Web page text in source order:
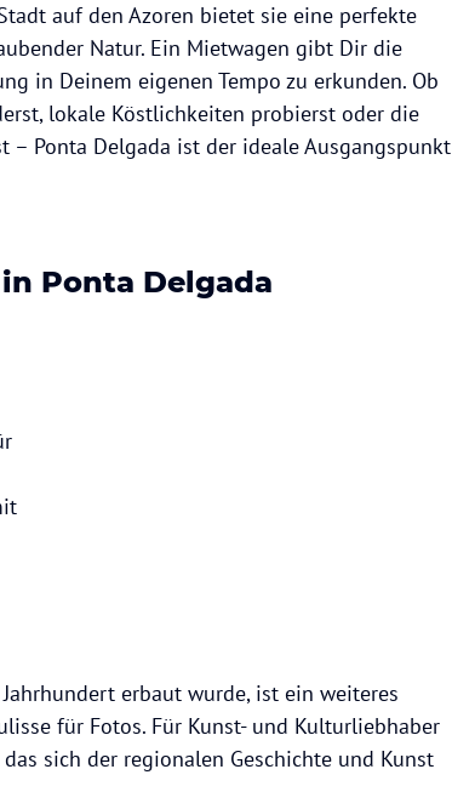
auf den Azoren bietet sie eine perfekte
Natur. Ein Mietwagen gibt Dir die
in Deinem eigenen Tempo zu erkunden. Ob
lokale Köstlichkeiten probierst oder die
– Ponta Delgada ist der ideale Ausgangspunkt
Ponta Delgada
erbaut wurde, ist ein weiteres
für Fotos. Für Kunst- und Kulturliebhaber
sich der regionalen Geschichte und Kunst